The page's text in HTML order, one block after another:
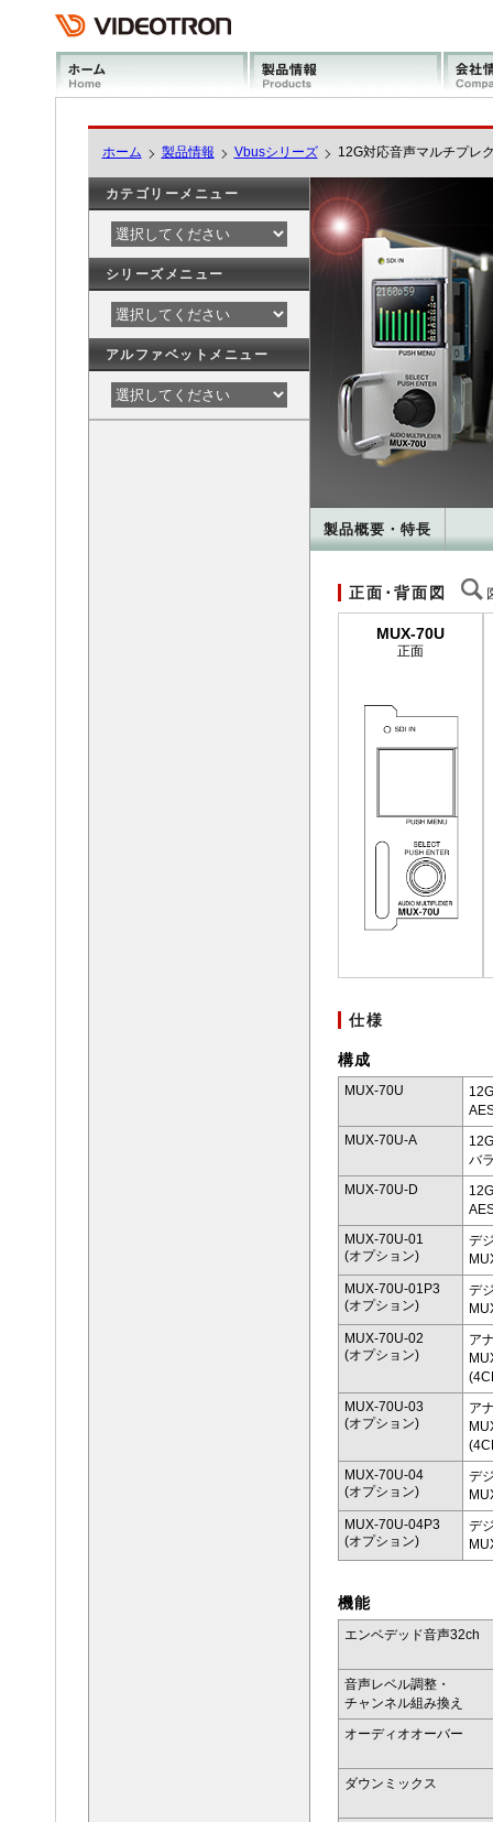
ホーム 製品情報 Vbusシリーズ 12G対応音声マルチプレ
カテゴリーメニュー
シリーズメニュー
アルファベットメニュー
製品概要・特長
正面･背面図
MUX-70U
正面
仕様
構成
MUX-70U
MUX-70U-A
バ
MUX-70U-D
MUX-70U-01
(オプション)
デ
MUX-70U-01P3
(オプション)
デ
MUX-70U-02
(オプション)
ア
MUX-70U-03
(オプション)
ア
MUX-70U-04
(オプション)
デ
MUX-70U-04P3
(オプション)
デ
機能
エンベデッド音声32ch
音声レベル調整・
チャンネル組み換え
オーディオオーバー
ダウンミックス